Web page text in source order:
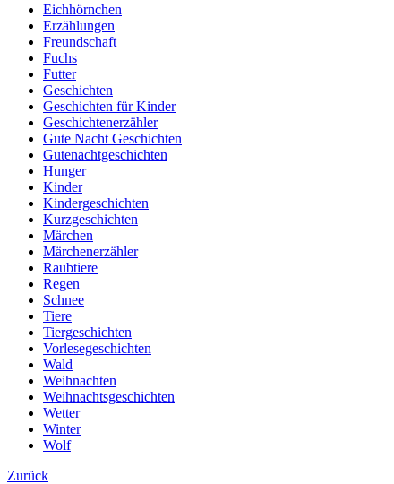
Eichhörnchen
Erzählungen
Freundschaft
Fuchs
Futter
Geschichten
Geschichten für Kinder
Geschichtenerzähler
Gute Nacht Geschichten
Gutenachtgeschichten
Hunger
Kinder
Kindergeschichten
Kurzgeschichten
Märchen
Märchenerzähler
Raubtiere
Regen
Schnee
Tiere
Tiergeschichten
Vorlesegeschichten
Wald
Weihnachten
Weihnachtsgeschichten
Wetter
Winter
Wolf
Zurück